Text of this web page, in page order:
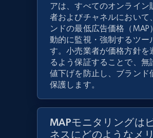
アは、すべてのオンライン
者およびチャネルにおいて
ンドの最低広告価格（MAP
動的に監視・強制するツー
す。小売業者が価格方針を
るよう保証することで、無
値下げを防止し、ブランド
保護します。
MAPモニタリングは
ネスにどのようなメ